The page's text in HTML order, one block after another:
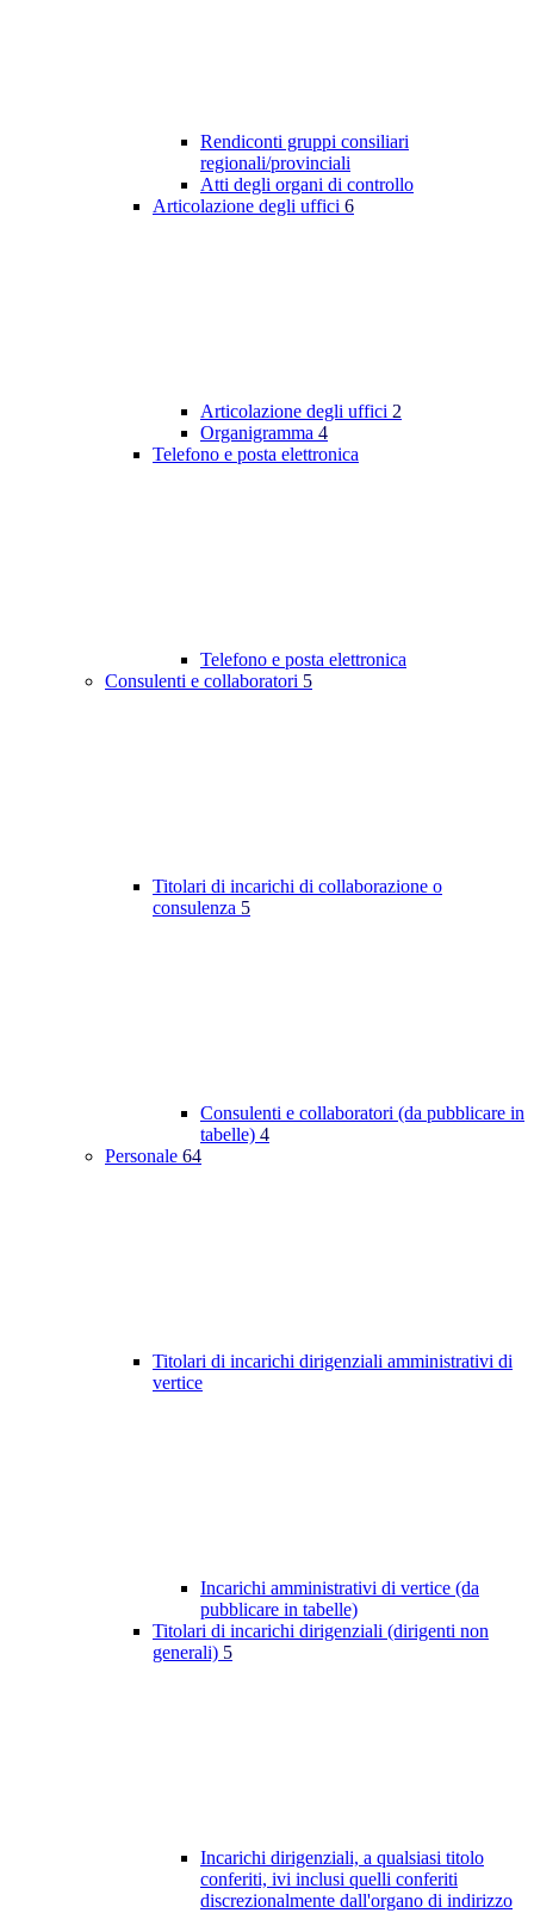
Rendiconti gruppi consiliari
regionali/provinciali
Atti degli organi di controllo
Articolazione degli uffici 6
Articolazione degli uffici 2
Organigramma 4
Telefono e posta elettronica
Telefono e posta elettronica
Consulenti e collaboratori 5
Titolari di incarichi di collaborazione o
consulenza 5
Consulenti e collaboratori (da pubblicare in
tabelle) 4
Personale 64
Titolari di incarichi dirigenziali amministrativi di
vertice
Incarichi amministrativi di vertice (da
pubblicare in tabelle)
Titolari di incarichi dirigenziali (dirigenti non
generali) 5
Incarichi dirigenziali, a qualsiasi titolo
conferiti, ivi inclusi quelli conferiti
discrezionalmente dall'organo di indirizzo